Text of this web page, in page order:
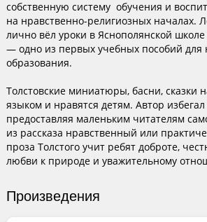
собственную систему обучения и
на нравственно-религиозных началах.
лично вёл уроки в Яснополянской
— одно из первых учебных пособий для
образования.
Толстовские миниатюры, басни, сказки
языком и нравятся детям. Автор
предоставляя маленьким читателям
из рассказа нравственный или
проза Толстого учит ребят доброте,
любви к природе и уважительному
Произведения